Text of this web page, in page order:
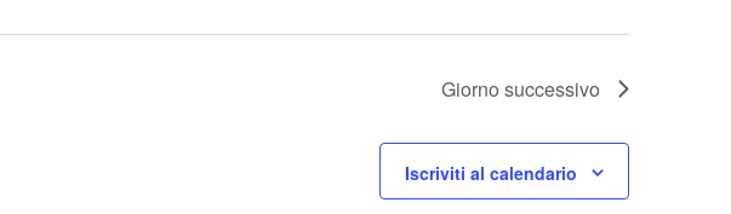
Giorno successivo
Iscriviti al calendario